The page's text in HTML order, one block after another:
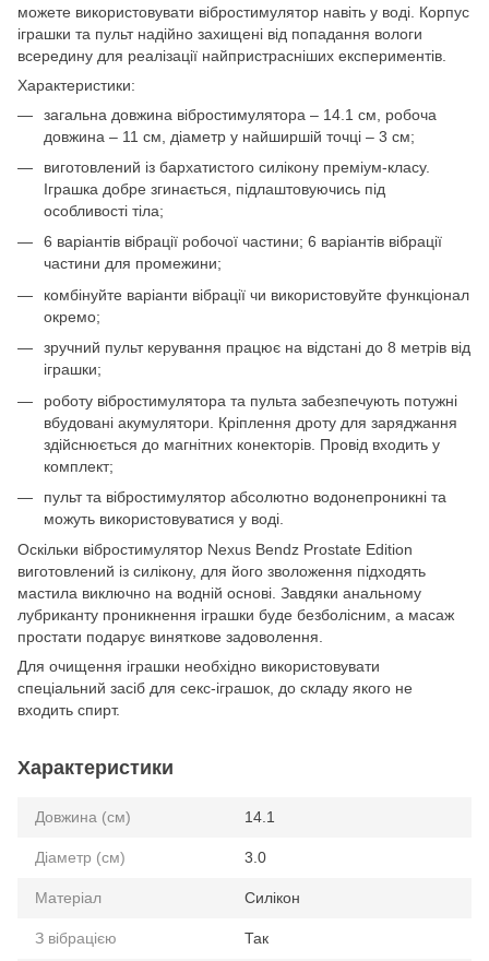
можете використовувати вібростимулятор навіть у воді. Корпус
іграшки та пульт надійно захищені від попадання вологи
всередину для реалізації найпристрасніших експериментів.
Характеристики:
загальна довжина вібростимулятора – 14.1 см, робоча
довжина – 11 см, діаметр у найширшій точці – 3 см;
виготовлений із бархатистого силікону преміум-класу.
Іграшка добре згинається, підлаштовуючись під
особливості тіла;
6 варіантів вібрації робочої частини; 6 варіантів вібрації
частини для промежини;
комбінуйте варіанти вібрації чи використовуйте функціонал
окремо;
зручний пульт керування працює на відстані до 8 метрів від
іграшки;
роботу вібростимулятора та пульта забезпечують потужні
вбудовані акумулятори. Кріплення дроту для заряджання
здійснюється до магнітних конекторів. Провід входить у
комплект;
пульт та вібростимулятор абсолютно водонепроникні та
можуть використовуватися у воді.
Оскільки вібростимулятор Nexus Bendz Prostate Edition
виготовлений із силікону, для його зволоження підходять
мастила виключно на водній основі. Завдяки анальному
лубриканту проникнення іграшки буде безболісним, а масаж
простати подарує виняткове задоволення.
Для очищення іграшки необхідно використовувати
спеціальний засіб для секс-іграшок, до складу якого не
входить спирт.
Характеристики
Довжина (см) 14.1
Діаметр (см) 3.0
Матеріал Силікон
З вібрацією Так